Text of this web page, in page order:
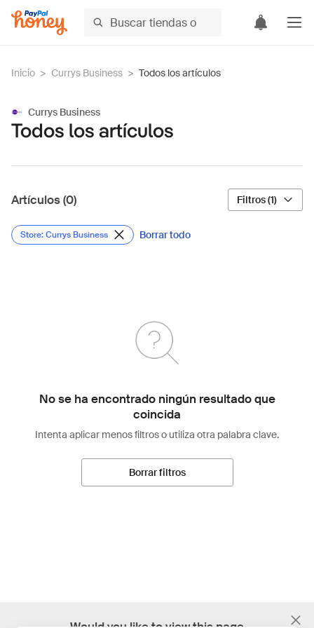
Inicio > Currys Business > Todos los artículos
Currys Business
Todos los artículos
Artículos (0) Filtros (1)
Store: Currys Business Borrar todo
No se ha encontrado ningún resultado que
coincida
Intenta aplicar menos filtros o utiliza otra palabra clave.
Borrar filtros